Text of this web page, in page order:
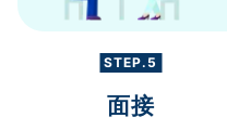
STEP.5
面接